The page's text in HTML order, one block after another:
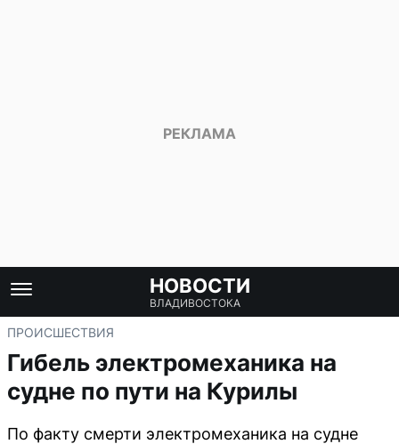
НОВОСТИ
ВЛАДИВОСТОКА
ПРОИСШЕСТВИЯ
Гибель электромеханика на
судне по пути на Курилы
По факту смерти электромеханика на судне